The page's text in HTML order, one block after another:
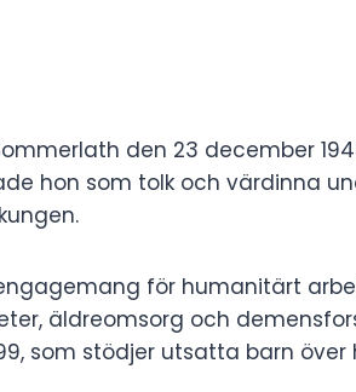
den 23 december
hon som tolk och värdinna
för humanitärt
äldreomsorg och
som stödjer utsatta barn över